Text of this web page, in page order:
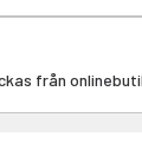
från